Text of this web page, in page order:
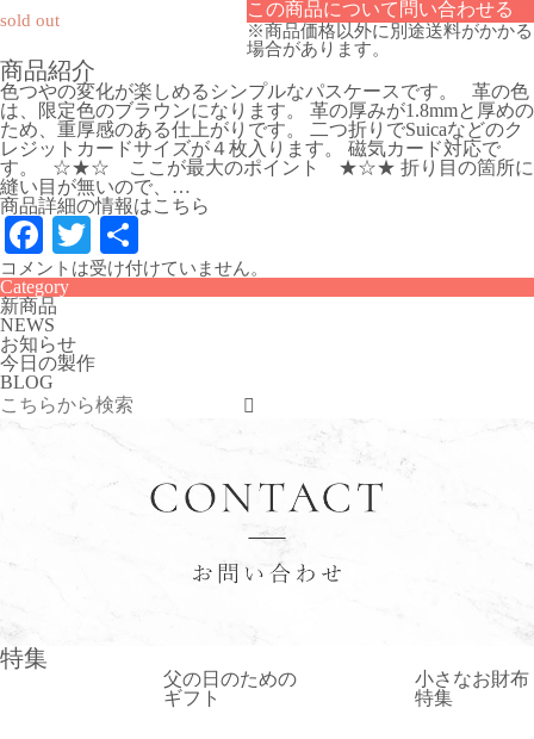
sold out
※商品価格以外に別途送料がかかる
場合があります。
商品紹介
色つやの変化が楽しめるシンプルなパスケースです。 革の色
は、限定色のブラウンになります。 革の厚みが1.8mmと厚めの
ため、重厚感のある仕上がりです。 二つ折りでSuicaなどのク
レジットカードサイズが４枚入ります。 磁気カード対応で
す。 ☆★☆ ここが最大のポイント ★☆★ 折り目の箇所に
縫い目が無いので、…
商品詳細の情報はこちら
Fa
ce
bo
ok
T
wi
tte
r
有
コメントは受け付けていません。
Category
新商品
NEWS
お知らせ
今日の製作
BLOG
特集
父の日のための
ギフト
小さなお財布
特集